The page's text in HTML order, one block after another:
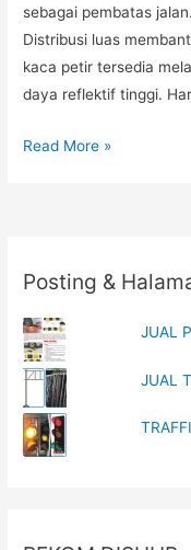
sebagai pembatas
Distribusi luas
kaca petir tersedia
daya reflektif tinggi.
Pabrik
Paku
Kalimantan
TKDN
Katalog,
Distributor
Read More »
Posting &
JUAL
JUAL